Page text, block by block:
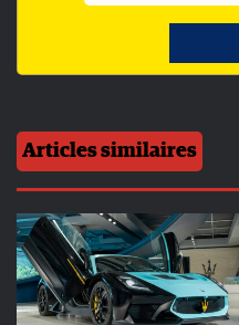
Articles similaires